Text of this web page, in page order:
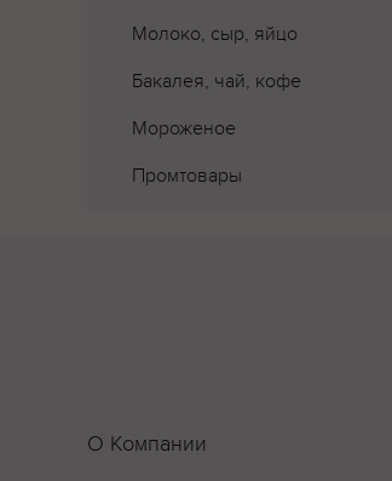
Молоко, сыр, яйцо
Бакалея, чай, кофе
Мороженое
Промтовары
О Компании